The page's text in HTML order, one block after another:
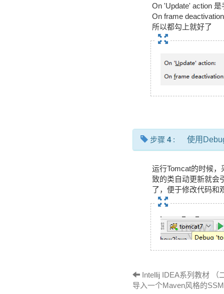
On 'Update' action
On frame
所以都勾上就好了
步骤 4: 使用
运行Tomcat的时候
致的类自动更新就会
了，便于修改代码和
Intellij IDEA系列教材 （
导入一个Maven风格的